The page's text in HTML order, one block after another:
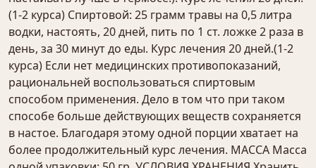
(1-2 курса) Спиртовой: 25 грамм травы на 0,5 литра
водки, настоять, 20 дней, пить по 1 ст. ложке 2 раза в
день, за 30 минут до еды. Курс лечения 20 дней.(1-2
курса) Если нет медицинских противопоказаний,
рациональней воспользоваться спиртовым
способом применения. Дело в том что при таком
способе больше действующих веществ сохраняется
в настое. Благодаря этому одной порции хватает на
более продолжительный курс лечения. МАССА Масса